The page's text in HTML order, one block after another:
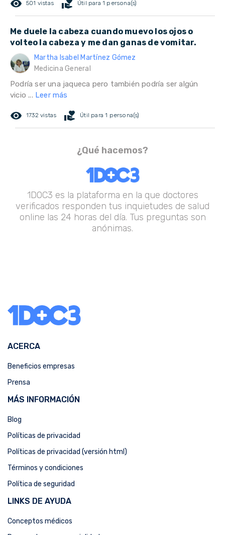
remove_red_eye 501 vistas volunteer_activism Útil para 1 persona(s)
Me duele la cabeza cuando muevo los ojos o
volteo la cabeza y me dan ganas de vomitar.
Martha Isabel Martínez Gómez
Medicina General
Podría ser una jaqueca pero también podría ser algún
vicio ... Leer más
remove_red_eye 1732 vistas volunteer_activism Útil para 1 persona(s)
¿Qué hacemos?
1DOC3 es la plataforma en la que doctores
verificados responden tus inquietudes de salud
online las 24 horas del día. Tus preguntas son
anónimas.
ACERCA
Beneficios empresas
Prensa
MÁS INFORMACIÓN
Blog
Políticas de privacidad
Políticas de privacidad (versión html)
Términos y condiciones
Política de seguridad
LINKS DE AYUDA
Conceptos médicos